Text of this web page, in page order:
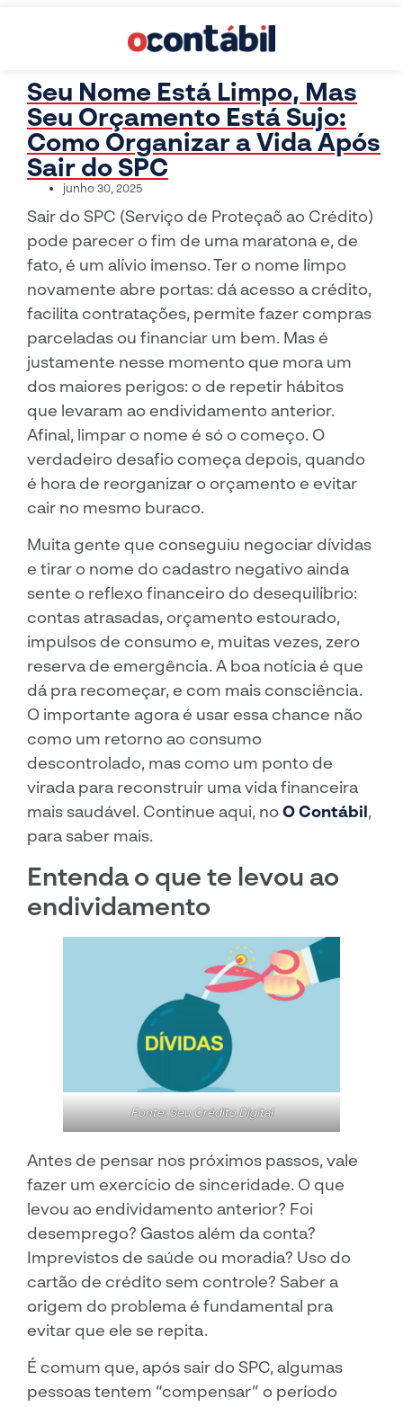
Seu Nome Está Limpo, Mas
Seu Orçamento Está Sujo:
Como Organizar a Vida Após
Sair do SPC
junho 30, 2025
Sair do SPC (Serviço de Proteçaõ ao Crédito)
pode parecer o fim de uma maratona e, de
fato, é um alívio imenso. Ter o nome limpo
novamente abre portas: dá acesso a crédito,
facilita contratações, permite fazer compras
parceladas ou financiar um bem. Mas é
justamente nesse momento que mora um
dos maiores perigos: o de repetir hábitos
que levaram ao endividamento anterior.
Afinal, limpar o nome é só o começo. O
verdadeiro desafio começa depois, quando
é hora de reorganizar o orçamento e evitar
cair no mesmo buraco.
Muita gente que conseguiu negociar dívidas
e tirar o nome do cadastro negativo ainda
sente o reflexo financeiro do desequilíbrio:
contas atrasadas, orçamento estourado,
impulsos de consumo e, muitas vezes, zero
reserva de emergência. A boa notícia é que
dá pra recomeçar, e com mais consciência.
O importante agora é usar essa chance não
como um retorno ao consumo
descontrolado, mas como um ponto de
virada para reconstruir uma vida financeira
mais saudável. Continue aqui, noO Contábil,
para saber mais.
Entenda o que te levou ao
endividamento
Fonte: Seu Crédito Digital
Antes de pensar nos próximos passos, vale
fazer um exercício de sinceridade. O que
levou ao endividamento anterior? Foi
desemprego? Gastos além da conta?
Imprevistos de saúde ou moradia? Uso do
cartão de crédito sem controle? Saber a
origem do problema é fundamental pra
evitar que ele se repita.
É comum que, após sair do SPC, algumas
pessoas tentem “compensar” o período